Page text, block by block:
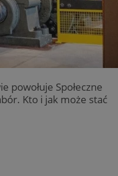
powołuje Społeczne
Kto i jak może stać